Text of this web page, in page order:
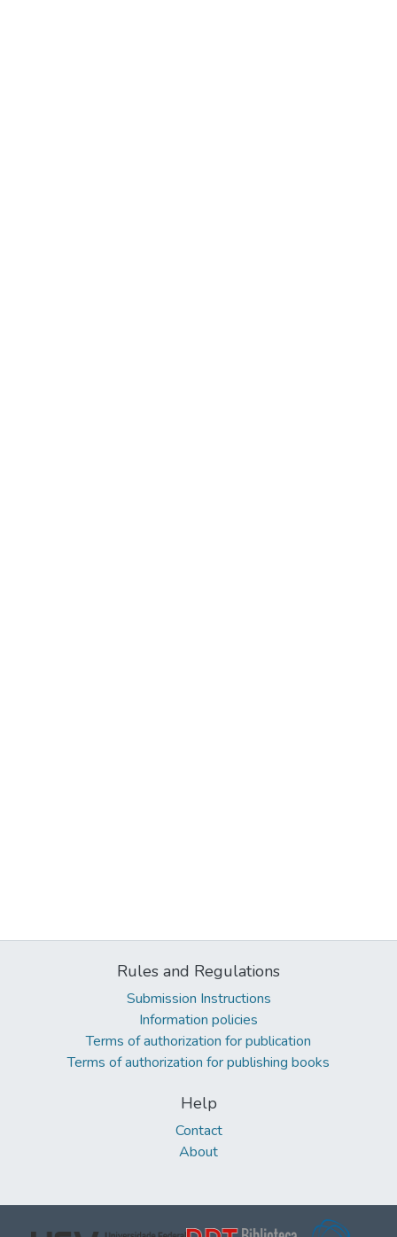
Rules and Regulations
Submission Instructions
Information policies
Terms of authorization for publication
Terms of authorization for publishing books
Help
Contact
About